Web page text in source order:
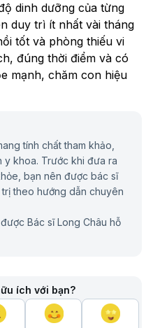
dinh dưỡng của từng
duy trì ít nhất vài tháng
tốt và phòng thiếu vi
đúng thời điểm và có
mạnh, chăm con hiệu
tính chất tham khảo,
y khoa. Trước khi đưa ra
bạn nên được bác sĩ
theo hướng dẫn chuyên
Bác sĩ Long Châu hỗ
ích với bạn?